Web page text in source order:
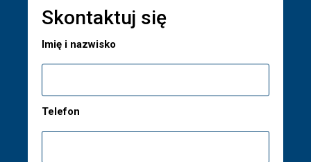
Skontaktuj się
Imię i nazwisko
Telefon